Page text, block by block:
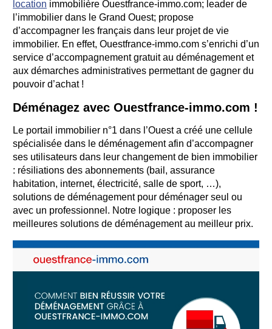
location immobilière Ouestfrance-immo.com; leader de
l’immobilier dans le Grand Ouest; propose
d’accompagner les français dans leur projet de vie
immobilier. En effet, Ouestfrance-immo.com s’enrichi d’un
service d’accompagnement gratuit au déménagement et
aux démarches administratives permettant de gagner du
pouvoir d’achat !
Déménagez avec Ouestfrance-immo.com !
Le portail immobilier n°1 dans l’Ouest a créé une cellule
spécialisée dans le déménagement afin d’accompagner
ses utilisateurs dans leur changement de bien immobilier
: résiliations des abonnements (bail, assurance
habitation, internet, électricité, salle de sport, …),
solutions de déménagement pour déménager seul ou
avec un professionnel. Notre logique : proposer les
meilleures solutions de déménagement au meilleur prix.